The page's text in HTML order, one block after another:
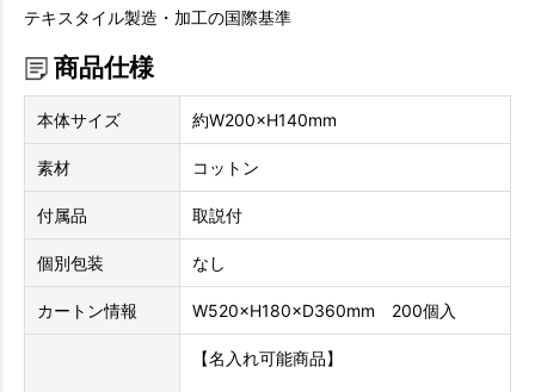
テキスタイル製造・加工の国際基準
商品仕様
本体サイズ 約W200×H140mm
素材 コットン
付属品 取説付
個別包装 なし
カートン情報 W520×H180×D360mm 200個入
【名入れ可能商品】